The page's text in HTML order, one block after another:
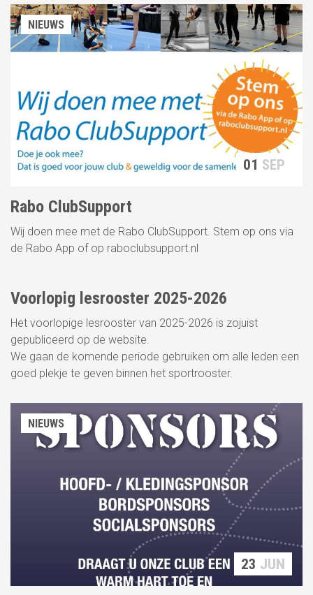
01 SEP
NIEUWS
Rabo ClubSupport
Wij doen mee met de Rabo ClubSupport. Stem op ons via
de Rabo App of op raboclubsupport.nl
NIEUWS
Voorlopig lesrooster 2025-2026
Het voorlopige lesrooster van 2025-2026 is zojuist
gepubliceerd op de website.
We gaan de komende periode gebruiken om alle leden een
goed plekje te geven binnen het sportrooster.
23 JUN
NIEUWS